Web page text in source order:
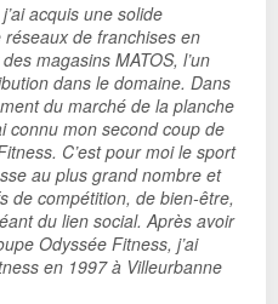
acquis une solide
de franchises en
magasins MATOS, l’un
dans le domaine. Dans
du marché de la planche
connu mon second coup de
C’est pour moi le sport
au plus grand nombre et
de compétition, de bien-être,
du lien social. Après avoir
Odyssée Fitness, j’ai
en 1997 à Villeurbanne